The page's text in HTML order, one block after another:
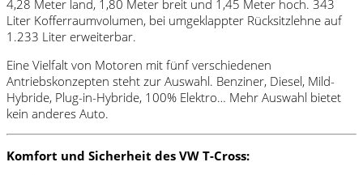
4,28 Meter land, 1,80 Meter breit und 1,45 Meter hoch. 343
Liter Kofferraumvolumen, bei umgeklappter Rücksitzlehne auf
1.233 Liter erweiterbar.
Eine Vielfalt von Motoren mit fünf verschiedenen
Antriebskonzepten steht zur Auswahl. Benziner, Diesel, Mild-
Hybride, Plug-in-Hybride, 100% Elektro… Mehr Auswahl bietet
kein anderes Auto.
Komfort und Sicherheit des VW T-Cross: